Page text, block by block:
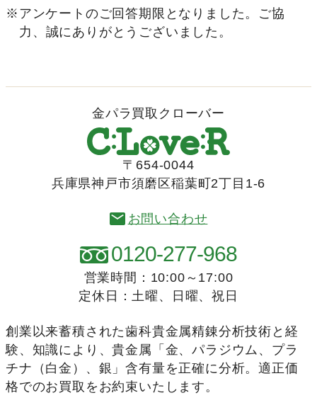
※アンケートのご回答期限となりました。ご協
力、誠にありがとうございました。
金パラ買取クローバー
〒654-0044
兵庫県神戸市須磨区稲葉町2丁目1-6
お問い合わせ
0120-277-968
営業時間：10:00～17:00
定休日：土曜、日曜、祝日
創業以来蓄積された歯科貴金属精錬分析技術と経
験、知識により、貴金属「金、パラジウム、プラ
チナ（白金）、銀」含有量を正確に分析。適正価
格でのお買取をお約束いたします。